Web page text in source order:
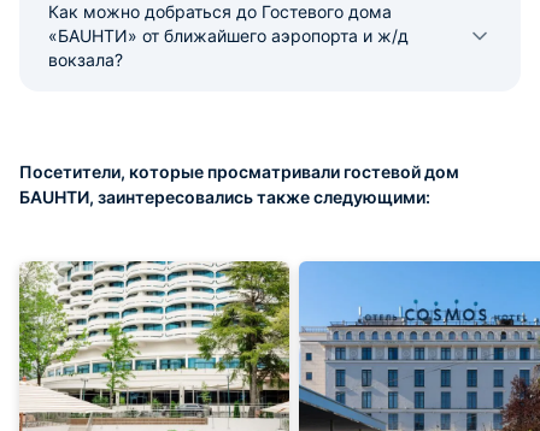
Как можно добраться до Гостевого дома
«БAUHTИ» от ближайшего аэропорта и ж/д
вокзала?
Посетители, которые просматривали гостевой дом
БAUHTИ, заинтересовались также следующими: